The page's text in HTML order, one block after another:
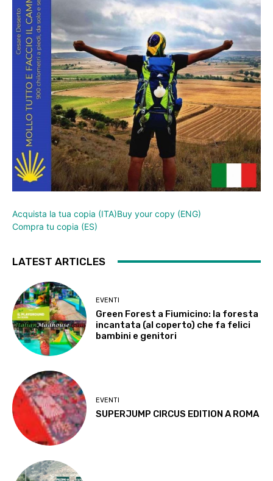
Acquista la tua copia (ITA)Buy your copy (ENG)
Compra tu copia (ES)
LATEST ARTICLES
EVENTI
Green Forest a Fiumicino: la foresta
incantata (al coperto) che fa felici
bambini e genitori
EVENTI
SUPERJUMP CIRCUS EDITION A ROMA